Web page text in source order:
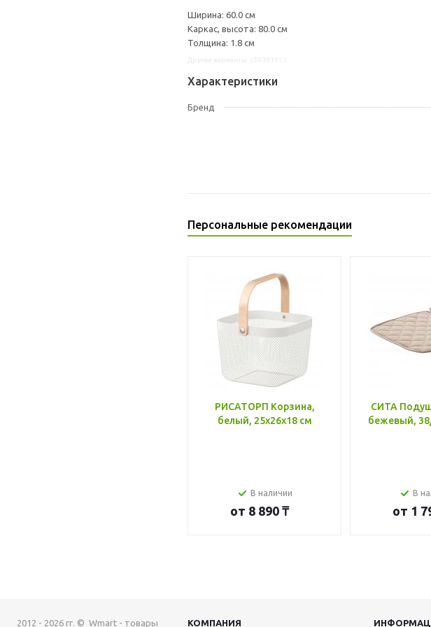
Ширина: 60.0 см
Каркас, высота: 80.0 см
Толщина: 1.8 см
Характеристики
Бренд
Персональные рекомендации
РИСАТОРП Корзина,
белый, 25x26x18 см
В наличии
от 8 890 ₸
СИТА
бежевый,
В
от 1
2012 - 2026 гг. © Wmart - товары КОМПАНИЯ